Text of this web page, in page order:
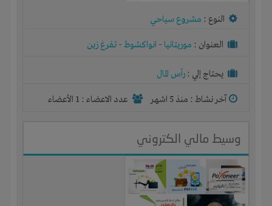
النوع : مشروع سياحي
العنوان : موريتانيا - انواكشوط- تفرغ زين
يحتاج إلي : رأس المال
آخر نشاط : منذ 5 اشهر عدد الاعضاء : 1 الأعضاء
وسيط مالي الكتروني